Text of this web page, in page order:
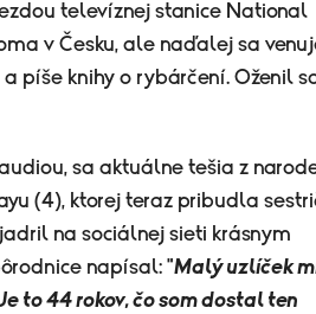
televíznej stanice National
v Česku, ale naďalej sa
píše knihy o rybárčení. Oženil
sa aktuálne tešia z
(4), ktorej teraz pribudla
na sociálnej sieti krásnym
napísal: "Malý uzlíček
to 44 rokov, čo som dostal ten